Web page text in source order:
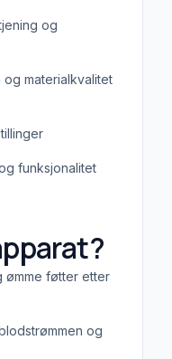
og
materialkvalitet
funksjonalitet
ømme føtter etter
og